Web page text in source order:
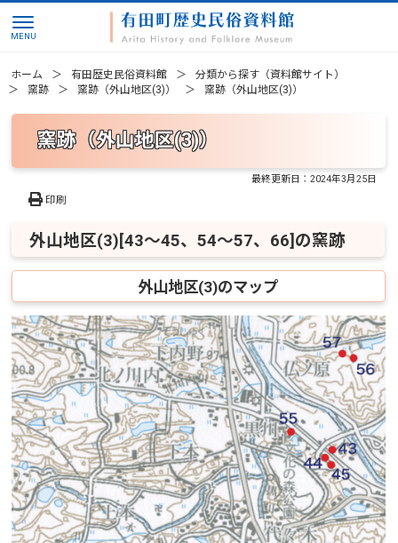
ホーム 有田歴史民俗資料館
分類から探す（資料館サイト）
窯跡
窯跡（外山地区(3)） 窯跡（外山地区(3)）
窯跡（外山地区(3)）
最終更新日：2024年3月25日
印刷
外山地区(3)[43～45、54～57、66]の窯跡
外山地区(3)のマップ